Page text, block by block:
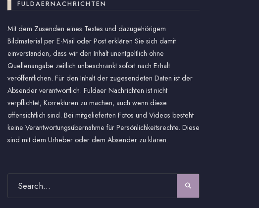
FULDAERNACHRICHTEN
Mit dem Zusenden eines Textes und dazugehörigem
Bildmaterial per E-Mail oder Post erklären Sie sich damit
einverstanden, dass wir den Inhalt unentgeltlich ohne
Quellenangabe zeitlich unbeschränkt sofort nach Erhalt
veröffentlichen. Für den Inhalt der zugesendeten Daten ist der
Absender verantwortlich. Fuldaer Nachrichten ist nicht
verpflichtet, Korrekturen zu machen, auch wenn diese
offensichtlich sind. Bei mitgelieferten Fotos und Videos besteht
keine Verantwortungsübernahme für Persönlichkeitsrechte. Diese
sind mit dem Urheber oder dem Absender zu klären.